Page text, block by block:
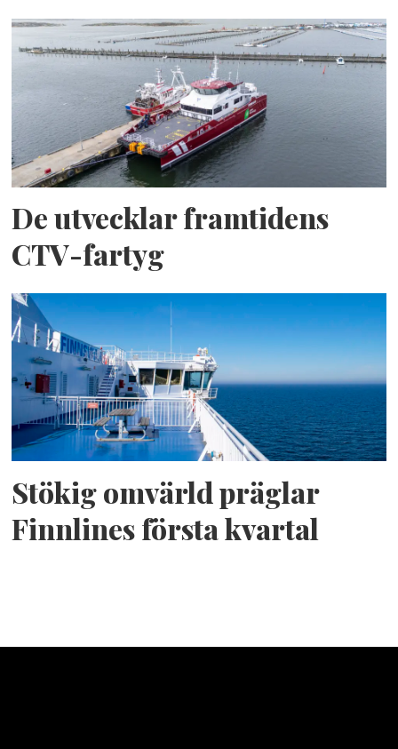
De utvecklar framtidens
CTV-fartyg
Stökig omvärld präglar
Finnlines första kvartal